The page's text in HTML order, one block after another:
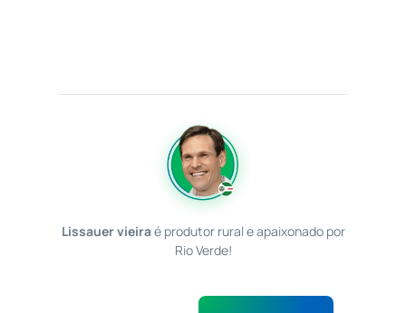
Lissauer vieiraé produtor rural e apaixonado por
Rio Verde!